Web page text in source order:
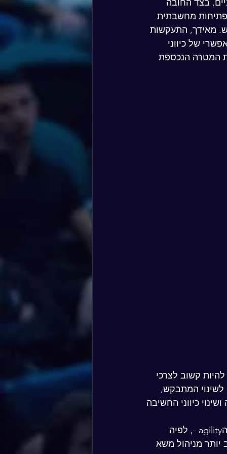
בצד החובה
מחשבתית
מאידך, התעקשות
של כיווני
המטרה הנכספת
קשוב לצרכי
לשינוי המתבקש,
כיווני החשיבה
יותר ויותר חברות וארגונים זונחים את שיטת הניהול המסורתי ועוברים לשיטת הagility -, לפיה
יותר מניהול משא